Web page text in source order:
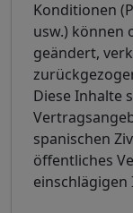
Konditionen
usw.) können
geändert,
Diese Inhalte
spanischen
öffentliches